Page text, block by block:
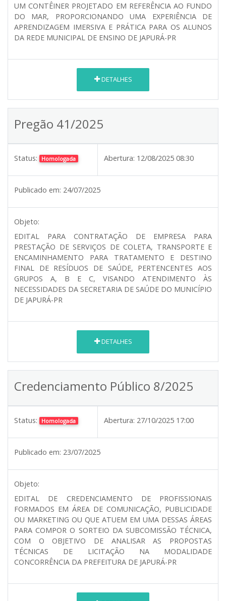
UM CONTÊINER PROJETADO EM REFERÊNCIA AO FUNDO
DO MAR, PROPORCIONANDO UMA EXPERIÊNCIA DE
APRENDIZAGEM IMERSIVA E PRÁTICA PARA OS ALUNOS
DA REDE MUNICIPAL DE ENSINO DE JAPURÁ-PR
DETALHES
Pregão 41/2025
Status: Homologada Abertura: 12/08/2025 08:30
Publicado em: 24/07/2025
Objeto:
EDITAL PARA CONTRATAÇÃO DE EMPRESA PARA
PRESTAÇÃO DE SERVIÇOS DE COLETA, TRANSPORTE E
ENCAMINHAMENTO PARA TRATAMENTO E DESTINO
FINAL DE RESÍDUOS DE SAÚDE, PERTENCENTES AOS
GRUPOS A, B E C, VISANDO ATENDIMENTO ÀS
NECESSIDADES DA SECRETARIA DE SAÚDE DO MUNICÍPIO
DE JAPURÁ-PR
DETALHES
Credenciamento Público 8/2025
Status: Homologada Abertura: 27/10/2025 17:00
Publicado em: 23/07/2025
Objeto:
EDITAL DE CREDENCIAMENTO DE PROFISSIONAIS
FORMADOS EM ÁREA DE COMUNICAÇÃO, PUBLICIDADE
OU MARKETING OU QUE ATUEM EM UMA DESSAS ÁREAS
PARA COMPOR O SORTEIO DA SUBCOMISSÃO TÉCNICA,
COM O OBJETIVO DE ANALISAR AS PROPOSTAS
TÉCNICAS DE LICITAÇÃO NA MODALIDADE
CONCORRÊNCIA DA PREFEITURA DE JAPURÁ-PR